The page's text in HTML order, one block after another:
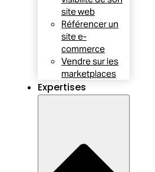
site web
Référencer un
site e-
commerce
Vendre sur les
marketplaces
Expertises